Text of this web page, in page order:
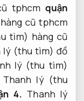
tphcm quận
cũ tphcm
tìm) hàng cũ
lý (thu tìm) đồ
lý (thu tìm)
Thanh lý (thu
4. Thanh lý